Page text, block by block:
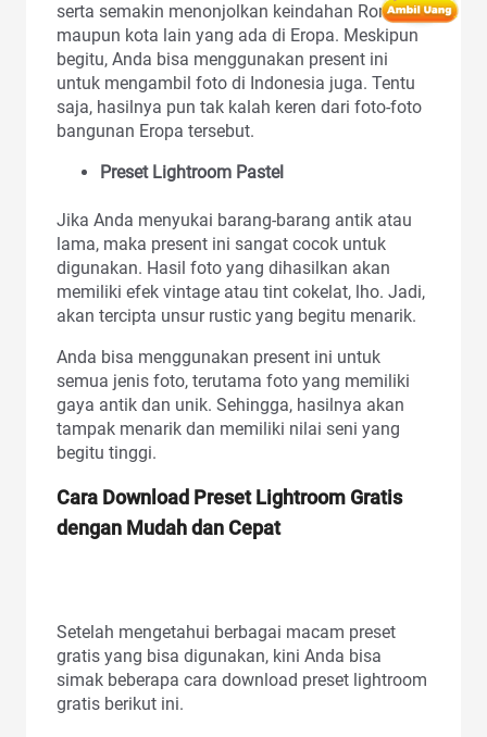
serta semakin menonjolkan keindahan Roma
maupun kota lain yang ada di Eropa. Meskipun
begitu, Anda bisa menggunakan present ini
untuk mengambil foto di Indonesia juga. Tentu
saja, hasilnya pun tak kalah keren dari foto-foto
bangunan Eropa tersebut.
Preset Lightroom Pastel
Jika Anda menyukai barang-barang antik atau
lama, maka present ini sangat cocok untuk
digunakan. Hasil foto yang dihasilkan akan
memiliki efek vintage atau tint cokelat, lho. Jadi,
akan tercipta unsur rustic yang begitu menarik.
Anda bisa menggunakan present ini untuk
semua jenis foto, terutama foto yang memiliki
gaya antik dan unik. Sehingga, hasilnya akan
tampak menarik dan memiliki nilai seni yang
begitu tinggi.
Cara Download Preset Lightroom Gratis
dengan Mudah dan Cepat
Setelah mengetahui berbagai macam preset
gratis yang bisa digunakan, kini Anda bisa
simak beberapa cara download preset lightroom
gratis berikut ini.